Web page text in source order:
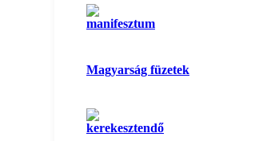
Magyarság füzetek